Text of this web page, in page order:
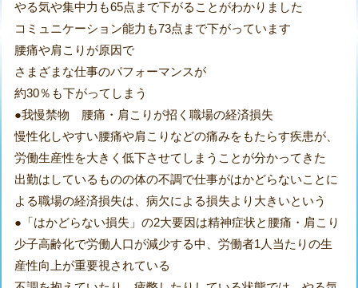
やる気や集中力も65点まで下がることがわかりました
コミュニケーション能力も73点まで下がっています
腰痛や肩こりが原因で
さまざまな仕事のパフォーマンスが
約30％も下がってしまう
●我慢禁物 腰痛・肩こりが招く職場の経済損失
慢性化しやすい腰痛や肩こりなどの痛みをもたらす疾患が、
労働生産性を大きく低下させてしまうことが分かってきた
出勤はしているものの体の不調で仕事がはかどらないことに
よる職場の経済損失は、病欠による損失より大きいという
●「はかどらない損失」の2大要因は精神症状と腰痛・肩こり
少子高齢化で労働人口が減少する中、労働者1人当たりの生
産性向上が重要視されている